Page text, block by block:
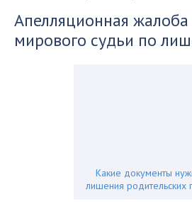
Апелляционная
мирового судьи по
Какие документы
лишения родительских